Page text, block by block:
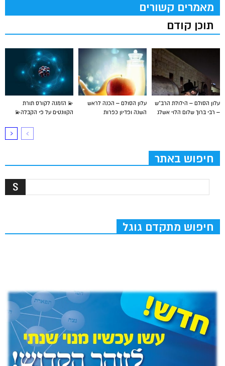
מאמרים קשורים
תוכן קודם
💫 הזמנה לקורס תורת
הקוונטים על פי הקבלה💫
עלון הסולם – הכנה לראש
השנה ופדיון כפרות
עלון הסולם – הילולת הרב”ש
– רבי ברוך שלום הלוי אשלג
חיפוש באתר
חיפוש מתקדם גוגל